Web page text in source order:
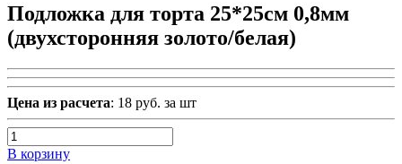
Подложка для торта 25*25см 0,8мм
(двухсторонняя золото/белая)
Цена из расчета: 18 руб. за шт
В корзину